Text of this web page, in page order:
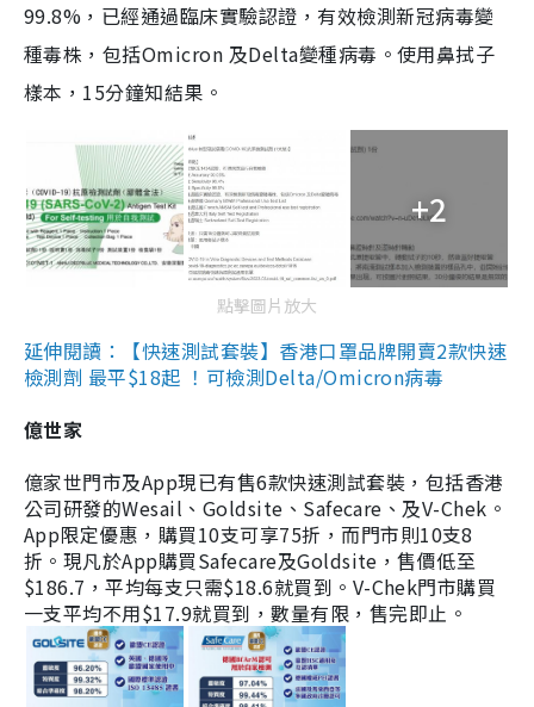
99.8%，已經通過臨床實驗認證，有效檢測新冠病毒變
種毒株，包括Omicron 及Delta變種病毒。使用鼻拭子
樣本，15分鐘知結果。
+2
點擊圖片放大
延伸閱讀：【快速測試套裝】香港口罩品牌開賣2款快速
檢測劑 最平$18起 ！可檢測Delta/Omicron病毒
億世家
億家世門市及App現已有售6款快速測試套裝，包括香港
公司研發的Wesail、Goldsite、Safecare、及V-Chek。
App限定優惠，購買10支可享75折，而門市則10支8
折。現凡於App購買Safecare及Goldsite，售價低至
$186.7，平均每支只需$18.6就買到。V-Chek門市購買
一支平均不用$17.9就買到，數量有限，售完即止。